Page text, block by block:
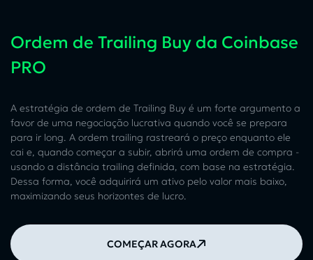
Ordem de Trailing Buy da Coinbase
PRO
A estratégia de ordem de Trailing Buy é um forte argumento a
favor de uma negociação lucrativa quando você se prepara
para ir long. A ordem trailing rastreará o preço enquanto ele
cai e, quando começar a subir, abrirá uma ordem de compra -
usando a distância trailing definida, com base na estratégia.
Dessa forma, você adquirirá um ativo pelo valor mais baixo,
maximizando seus horizontes de lucro.
COMEÇAR AGORA